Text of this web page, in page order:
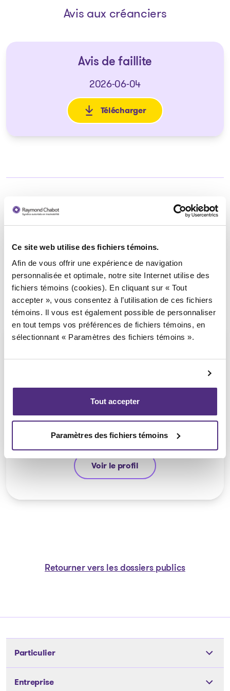
Ce site web utilise des fichiers témoins.
Afin de vous offrir une expérience de navigation
personnalisée et optimale, notre site Internet utilise des
fichiers témoins (cookies). En cliquant sur « Tout
accepter », vous consentez à l’utilisation de ces fichiers
témoins. Il vous est également possible de personnaliser
en tout temps vos préférences de fichiers témoins, en
sélectionnant « Paramètres des fichiers témoins ».
Tout accepter
Paramètres des fichiers témoins
Avis aux créanciers
Avis de faillite
2026-06-04
Télécharger
: Avis de faillite
Syndic responsable du dossier
Jean-François Cusson
CPA, PAIR, SAI
Voir le profil
Jean-François Cusson
Retourner vers les dossiers publics
Particulier
Outils
Entreprise